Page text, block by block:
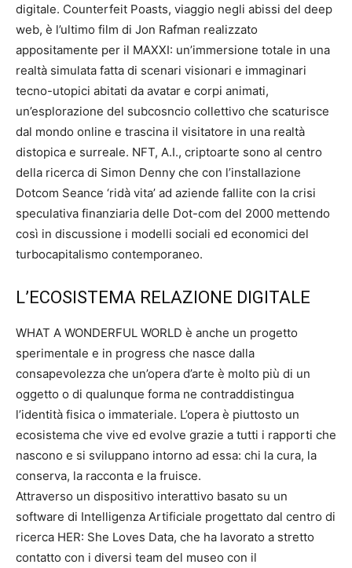
digitale. Counterfeit Poasts, viaggio negli abissi del deep
web, è l’ultimo film di Jon Rafman realizzato
appositamente per il MAXXI: un’immersione totale in una
realtà simulata fatta di scenari visionari e immaginari
tecno-utopici abitati da avatar e corpi animati,
un’esplorazione del subcosncio collettivo che scaturisce
dal mondo online e trascina il visitatore in una realtà
distopica e surreale. NFT, A.I., criptoarte sono al centro
della ricerca di Simon Denny che con l’installazione
Dotcom Seance ‘ridà vita’ ad aziende fallite con la crisi
speculativa finanziaria delle Dot-com del 2000 mettendo
così in discussione i modelli sociali ed economici del
turbocapitalismo contemporaneo.
L’ECOSISTEMA RELAZIONE DIGITALE
WHAT A WONDERFUL WORLD è anche un progetto
sperimentale e in progress che nasce dalla
consapevolezza che un’opera d’arte è molto più di un
oggetto o di qualunque forma ne contraddistingua
l’identità fisica o immateriale. L’opera è piuttosto un
ecosistema che vive ed evolve grazie a tutti i rapporti che
nascono e si sviluppano intorno ad essa: chi la cura, la
conserva, la racconta e la fruisce.
Attraverso un dispositivo interattivo basato su un
software di Intelligenza Artificiale progettato dal centro di
ricerca HER: She Loves Data, che ha lavorato a stretto
contatto con i diversi team del museo con il